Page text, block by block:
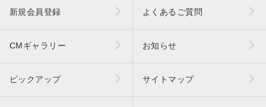
新規会員登録 よくあるご質問
CMギャラリー お知らせ
ピックアップ サイトマップ